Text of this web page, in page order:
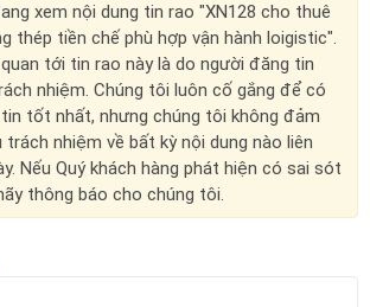
xem nội dung tin rao "XN128 cho thuê
thép tiền chế phù hợp vận hành loigistic".
tới tin rao này là do người đăng tin
nhiệm. Chúng tôi luôn cố gắng để có
tốt nhất, nhưng chúng tôi không đảm
trách nhiệm về bất kỳ nội dung nào liên
Nếu Quý khách hàng phát hiện có sai sót
thông báo cho chúng tôi.